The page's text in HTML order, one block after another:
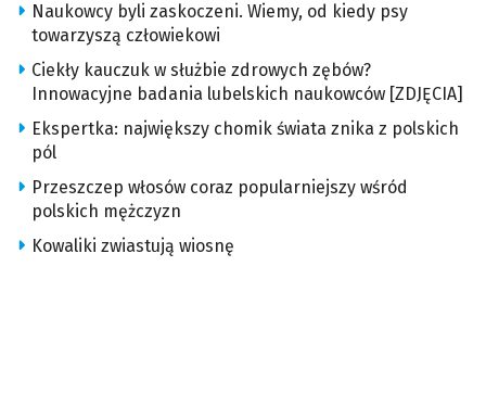
Naukowcy byli zaskoczeni. Wiemy, od kiedy psy
towarzyszą człowiekowi
Ciekły kauczuk w służbie zdrowych zębów?
Innowacyjne badania lubelskich naukowców [ZDJĘCIA]
Ekspertka: największy chomik świata znika z polskich
pól
Przeszczep włosów coraz popularniejszy wśród
polskich mężczyzn
Kowaliki zwiastują wiosnę